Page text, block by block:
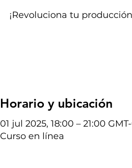
¡Revoluciona tu
Horario y ubicación
01 jul 2025, 18:00 – 21:00
Curso en línea